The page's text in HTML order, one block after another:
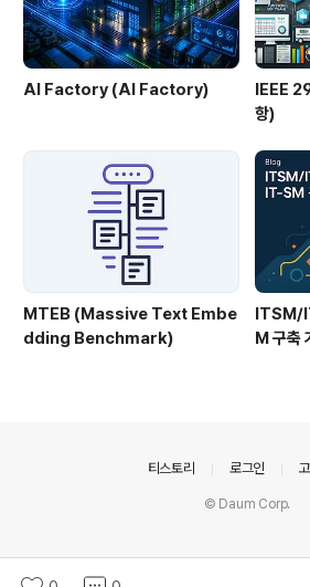
AI Factory (AI Factory)
IEEE
항)
MTEB (Massive Text Embe
dding Benchmark)
ITSM/
M 구축
티스토리 로그인
© Daum Corp.